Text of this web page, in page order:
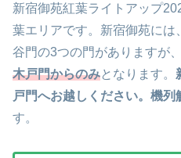
新宿御苑紅葉ライトアップ
葉エリアです。新宿御苑には
谷門の3つの門がありますが、
木戸門からのみとなります。
戸門へお越しください。機
す。